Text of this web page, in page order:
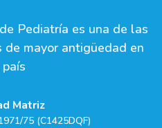
Pediatría es una de las
mayor antigüedad en
Matriz
75 (C1425DQF)